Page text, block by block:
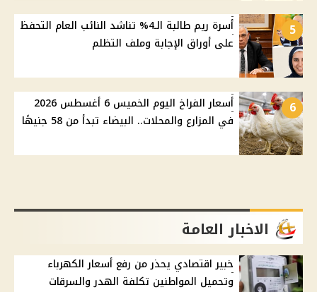
5
أسرة ريم طالبة الـ4% تناشد النائب العام التحفظ
على أوراق الإجابة وملف التظلم
6
أسعار الفراخ اليوم الخميس 6 أغسطس 2026
في المزارع والمحلات.. البيضاء تبدأ من 58 جنيهًا
الاخبار العامة
خبير اقتصادي يحذر من رفع أسعار الكهرباء
وتحميل المواطنين تكلفة الهدر والسرقات